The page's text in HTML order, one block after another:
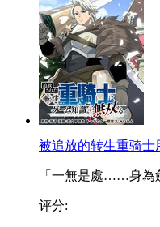
被追放的转生重骑士
「一無是處……身為
评分: